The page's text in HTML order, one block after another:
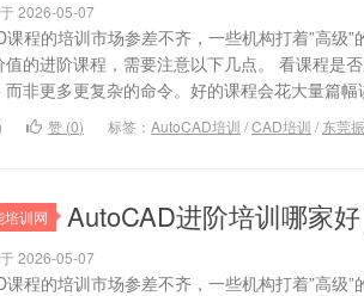
2026-05-07
课程的培训市场参差不齐，一些机构打着”高级
值的进阶课程，需要注意以下几点。 看课程是
而非更多更复杂的命令。好的课程会花大量篇
赞 (0) 标签： AutoCAD培训 /CAD培训 / 东莞
培训网 AutoCAD进阶培训哪家
2026-05-07
课程的培训市场参差不齐，一些机构打着”高级